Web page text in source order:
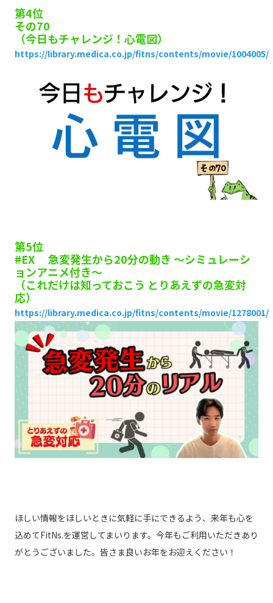
第4位
その70
（今日もチャレンジ！心電図）
https://library.medica.co.jp/fitns/contents/movie/1004005/
第5位
#EX 急変発生から20分の動き ～シミュレーシ
ョンアニメ付き～
（これだけは知っておこう とりあえずの急変対
応）
https://library.medica.co.jp/fitns/contents/movie/1278001/
ほしい情報をほしいときに気軽に手にできるよう、来年も心を
込めてFitNs.を運営してまいります。今年もご利用いただきあり
がとうございました。皆さま良いお年をお迎えください！